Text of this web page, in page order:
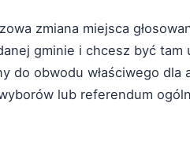
zmiana miejsca
gminie i chcesz być
obwodu właściwego dla
lub referendum